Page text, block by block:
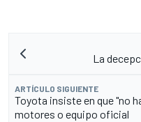
La
ARTÍCULO SIGUIENTE
Toyota insiste en que "no
motores o equipo oficial